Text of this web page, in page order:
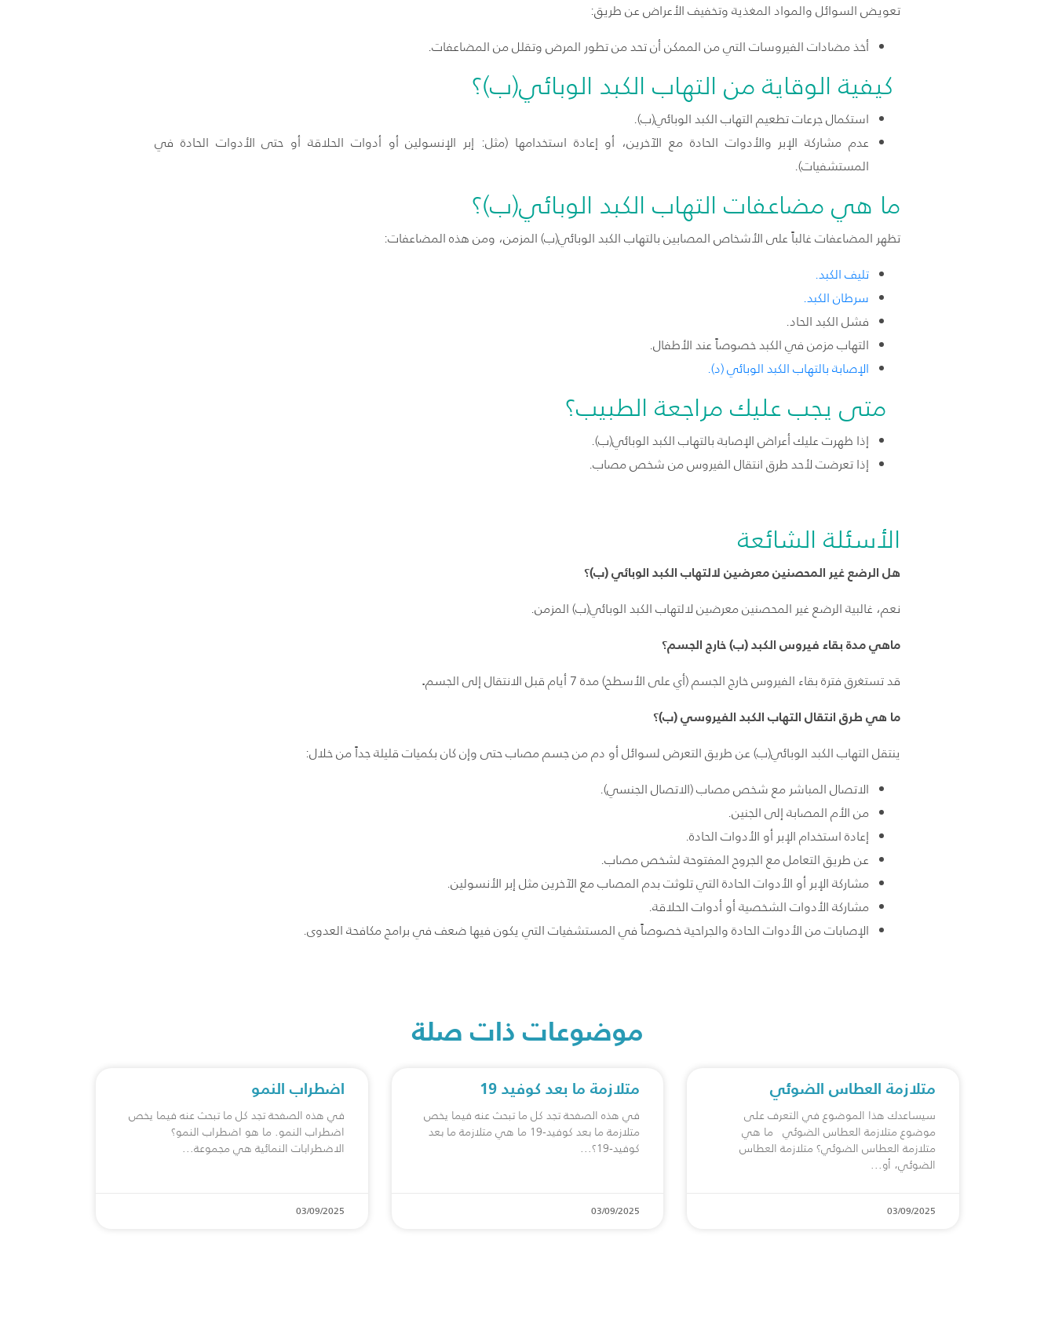
تعويض السوائل والمواد المغذية وتخفيف الأعراض عن طريق:
أخذ مضادات الفيروسات التي من الممكن أن تحد من تطور المرض وتقلل من المضاعفات.
كيفية الوقاية من التهاب الكبد الوبائي(ب)؟
استكمال جرعات تطعيم التهاب الكبد الوبائي(ب).
عدم مشاركة الإبر والأدوات الحادة مع الآخرين، أو إعادة استخدامها (مثل: إبر الإنسولين أو أدوات الحلاقة أو حتى الأدوات الحادة في
المستشفيات).
ما هي مضاعفات التهاب الكبد الوبائي(ب)؟
تظهر المضاعفات غالباً على الأشخاص المصابين بالتهاب الكبد الوبائي(ب) المزمن، ومن هذه المضاعفات:
تليف الكبد.
سرطان الكبد.
فشل الكبد الحاد.
التهاب مزمن في الكبد خصوصاً عند الأطفال.
الإصابة بالتهاب الكبد الوبائي (د).
متى يجب عليك مراجعة الطبيب؟
إذا ظهرت عليك أعراض الإصابة بالتهاب الكبد الوبائي(ب).
إذا تعرضت لأحد طرق انتقال الفيروس من شخص مصاب.
الأسئلة الشائعة
هل الرضع غير المحصنين معرضين لالتهاب الكبد الوبائي (ب)؟
نعم، غالبية الرضع غير المحصنين معرضين لالتهاب الكبد الوبائي(ب) المزمن.
ماهي مدة بقاء فيروس الكبد (ب) خارج الجسم؟
قد تستغرق فترة بقاء الفيروس خارج الجسم (أي على الأسطح) مدة 7 أيام قبل الانتقال إلى الجسم
.
ما هي طرق انتقال التهاب الكبد الفيروسي (ب)؟
ينتقل التهاب الكبد الوبائي(ب) عن طريق التعرض لسوائل أو دم من جسم مصاب حتى وإن كان بكميات قليلة جداً من خلال:
الاتصال المباشر مع شخص مصاب (الاتصال الجنسي).
من الأم المصابة إلى الجنين.
إعادة استخدام الإبر أو الأدوات الحادة.
عن طريق التعامل مع الجروح المفتوحة لشخص مصاب.
مشاركة الإبر أو الأدوات الحادة التي تلوثت بدم المصاب مع الآخرين مثل إبر الأنسولين.
مشاركة الأدوات الشخصية أو أدوات الحلاقة.
الإصابات من الأدوات الحادة والجراحية خصوصاً في المستشفيات التي يكون فيها ضعف في برامج مكافحة العدوى.
موضوعات ذات صلة
متلازمة العطاس الضوئي
سيساعدك هذا الموضوع في التعرف على
موضوع متلازمة العطاس الضوئي ما هي
متلازمة العطاس الضوئي؟ متلازمة العطاس
الضوئي، أو
03/09/2025
متلازمة ما بعد كوفيد 19
في هذه الصفحة تجد كل ما تبحث عنه فيما يخص
متلازمة ما بعد كوفيد-19 ما هي متلازمة ما بعد
كوفيد-19؟
03/09/2025
اضطراب النمو
في هذه الصفحة تجد كل ما تبحث عنه فيما يخص
اضطراب النمو. ما هو اضطراب النمو؟
الاضطرابات النمائية هي مجموعة
03/09/2025